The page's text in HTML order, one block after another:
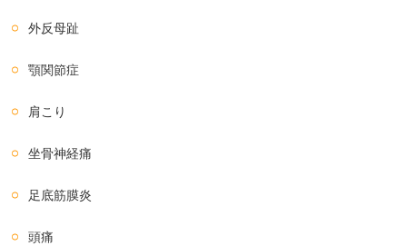
外反母趾
顎関節症
肩こり
坐骨神経痛
足底筋膜炎
頭痛